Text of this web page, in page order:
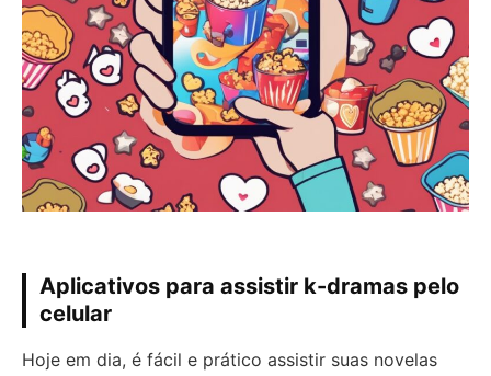
Aplicativos para assistir k-dramas pelo
celular
Hoje em dia, é fácil e prático assistir suas novelas